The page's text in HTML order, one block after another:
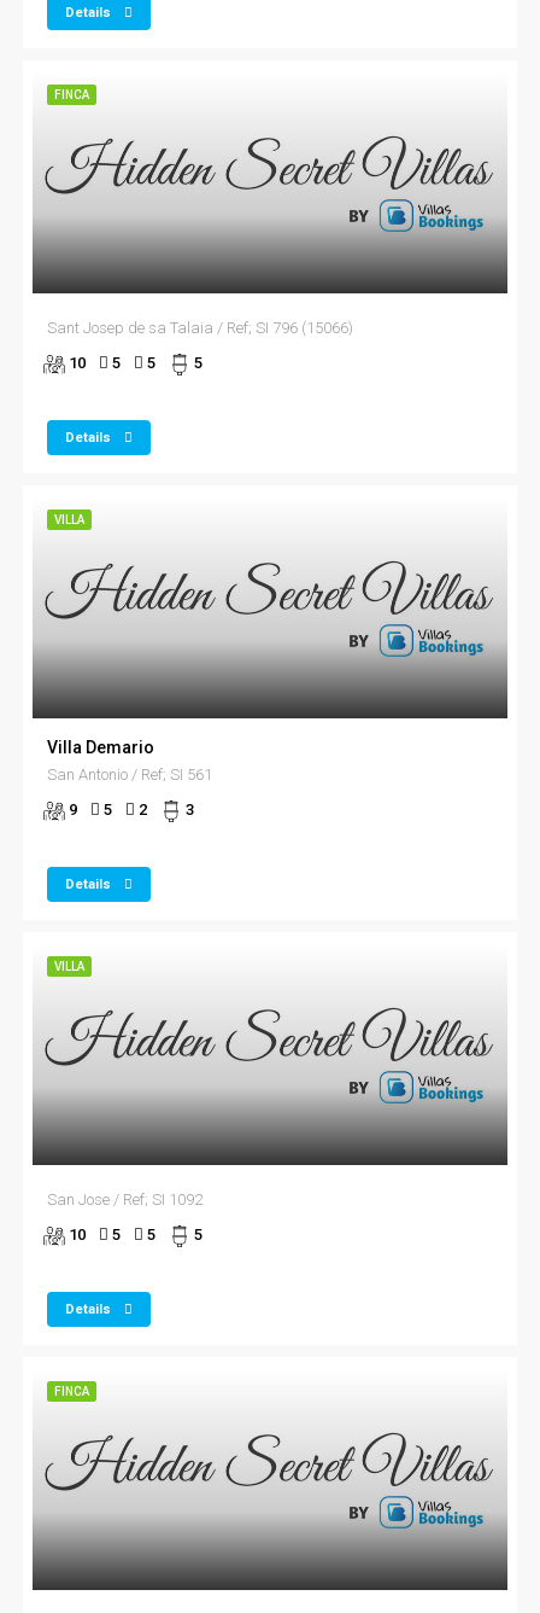
Details
FINCA
Sant Josep de sa Talaia / Ref; SI 796 (15066)
10
5 5 5
Details
VILLA
Villa Demario
San Antonio / Ref; SI 561
9
5 2 3
Details
VILLA
San Jose / Ref; SI 1092
10
5 5 5
Details
FINCA